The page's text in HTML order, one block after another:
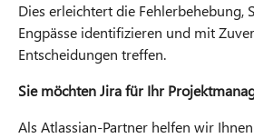
Dies erleichtert die Fehlerbehebung,
Engpässe identifizieren und mit
Entscheidungen treffen.
Sie möchten Jira für Ihr
Als Atlassian-Partner helfen wir